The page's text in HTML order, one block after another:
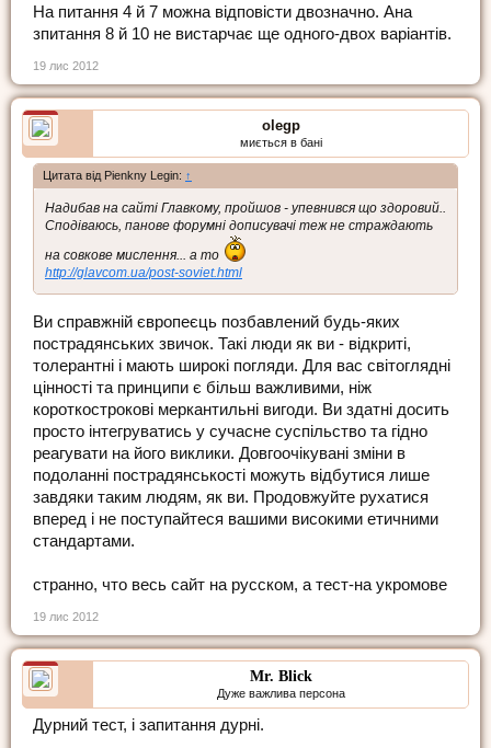
На питання 4 й 7 можна відповісти двозначно. Ана
зпитання 8 й 10 не вистарчає ще одного-двох варіантів.
19 лис 2012
olegp
миється в бані
Цитата від Pienkny Legin: ↑
Надибав на сайті Главкому, пройшов - упевнився що здоровий..
Сподіваюсь, панове форумні дописувачі теж не страждають
на совкове мислення... а то
http://glavcom.ua/post-soviet.html
Ви справжній європеєць позбавлений будь-яких
пострадянських звичок. Такі люди як ви - відкриті,
толерантні і мають широкі погляди. Для вас світоглядні
цінності та принципи є більш важливими, ніж
короткострокові меркантильні вигоди. Ви здатні досить
просто інтегруватись у сучасне суспільство та гідно
реагувати на його виклики. Довгоочікувані зміни в
подоланні пострадянськості можуть відбутися лише
завдяки таким людям, як ви. Продовжуйте рухатися
вперед і не поступайтеся вашими високими етичними
стандартами.
странно, что весь сайт на русском, а тест-на укромове
19 лис 2012
Mr. Blick
Дуже важлива персона
Дурний тест, і запитання дурні.